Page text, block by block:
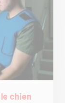
chien